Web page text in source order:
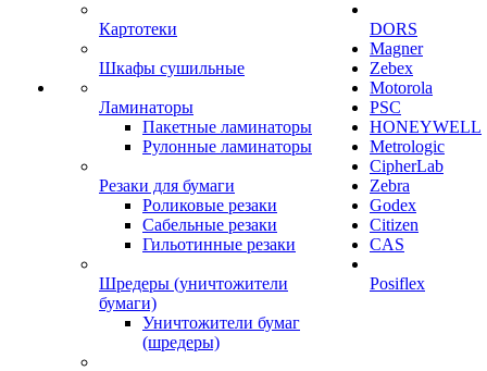
Картотеки
Шкафы сушильные
Ламинаторы
Пакетные ламинаторы
Рулонные ламинаторы
Резаки для бумаги
Роликовые резаки
Сабельные резаки
Гильотинные резаки
Шредеры (уничтожители
бумаги)
Уничтожители бумаг
(шредеры)
DORS
Magner
Zebex
Motorola
PSC
HONEYWELL
Metrologic
CipherLab
Zebra
Godex
Citizen
CAS
Posiflex